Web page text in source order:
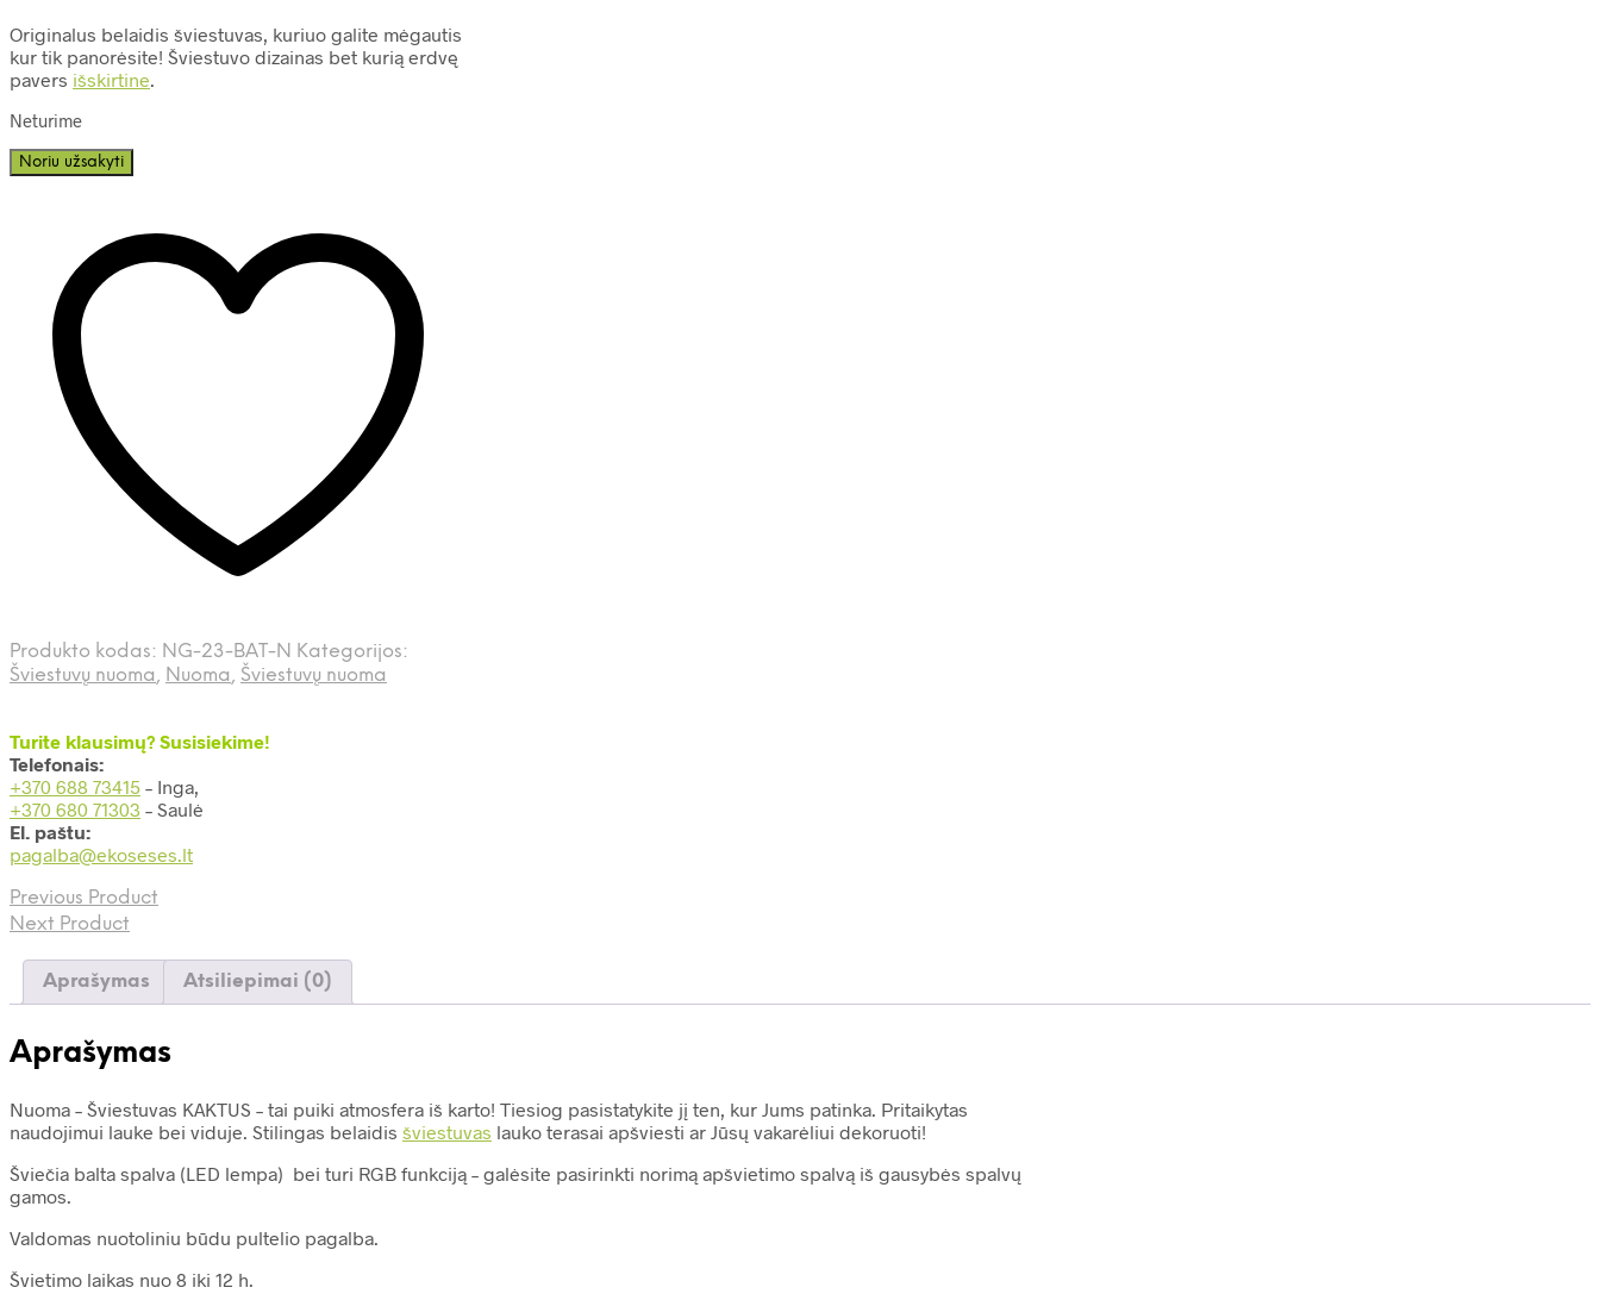
Originalus belaidis šviestuvas, kuriuo galite mėgautis
kur tik panorėsite! Šviestuvo dizainas bet kurią erdvę
pavers išskirtine
Neturime
Produkto kodas: NG-23-BAT-N Kategorijos:
Šviestuvų nuoma, Nuoma, Šviestuvų nuoma
Turite klausimų? Susisiekime!
Telefonais:
+370 688 73415 – Inga,
+370 680 71303 – Saulė
El. paštu:
pagalba@ekoseses.lt
Previous Product
Next Product
Aprašymas Atsiliepimai (0)
Aprašymas
Nuoma – Šviestuvas KAKTUS – tai puiki atmosfera iš karto! Tiesiog pasistatykite jį ten, kur Jums patinka. Pritaikytas
naudojimui lauke bei viduje. Stilingas belaidis šviestuvas lauko terasai apšviesti ar Jūsų vakarėliui dekoruoti!
Šviečia balta spalva (LED lempa) bei turi RGB funkciją – galėsite pasirinkti norimą apšvietimo spalvą iš gausybės spalvų
gamos.
Valdomas nuotoliniu būdu pultelio pagalba.
Švietimo laikas nuo 8 iki 12 h.